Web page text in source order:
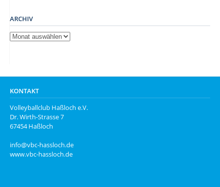
ARCHIV
Archiv
KONTAKT
Volleyballclub Haßloch e.V.
Dr. Wirth-Strasse 7
67454 Haßloch
info@vbc-hassloch.de
www.vbc-hassloch.de